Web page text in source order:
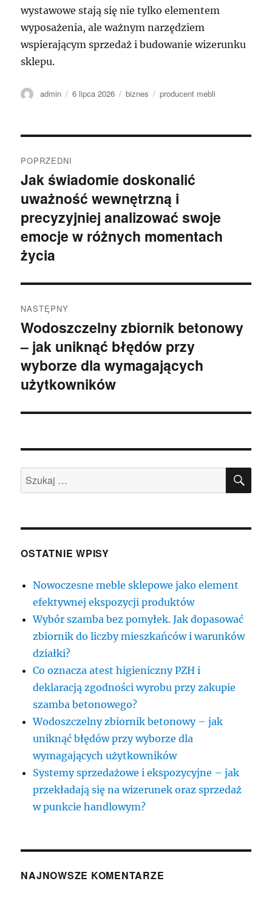
wystawowe stają się nie tylko elementem
wyposażenia, ale ważnym narzędziem
wspierającym sprzedaż i budowanie wizerunku
sklepu.
Autor
admin
Data
6 lipca 2026 Kategorie
biznes Tagi
producent mebli
wpisu
POPRZEDNI
Poprzedni
wpis:
Jak świadomie doskonalić
uważność wewnętrzną i
precyzyjniej analizować swoje
emocje w różnych momentach
życia
NASTĘPNY
Następny
wpis:
Wodoszczelny zbiornik betonowy
– jak uniknąć błędów przy
wyborze dla wymagających
użytkowników
Szukaj:
OSTATNIE WPISY
Nowoczesne meble sklepowe jako element
efektywnej ekspozycji produktów
Wybór szamba bez pomyłek. Jak dopasować
zbiornik do liczby mieszkańców i warunków
działki?
Co oznacza atest higieniczny PZH i
deklaracją zgodności wyrobu przy zakupie
szamba betonowego?
Wodoszczelny zbiornik betonowy – jak
uniknąć błędów przy wyborze dla
wymagających użytkowników
Systemy sprzedażowe i ekspozycyjne – jak
przekładają się na wizerunek oraz sprzedaż
w punkcie handlowym?
NAJNOWSZE KOMENTARZE